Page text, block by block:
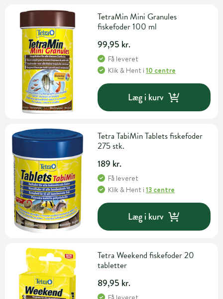
TetraMin Mini Granules
fiskefoder 100 ml
99,95 kr.
Få leveret
Klik & Hent i10 centre
Læg i kurv
Tetra TabiMin Tablets fiskefoder
275 stk.
189 kr.
Få leveret
Klik & Hent i13 centre
Læg i kurv
Tetra Weekend fiskefoder 20
tabletter
89,95 kr.